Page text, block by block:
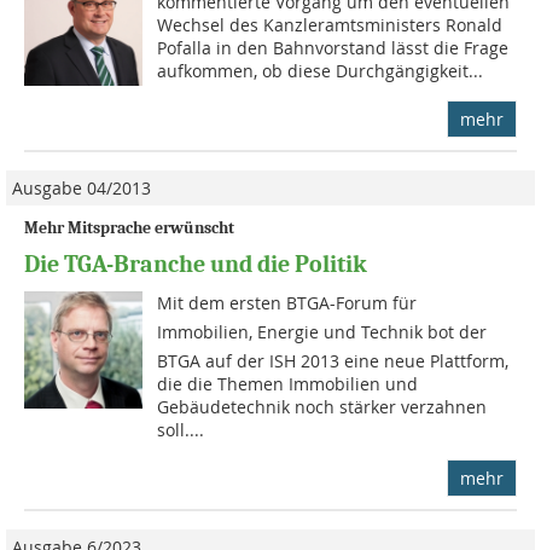
Wechsel des Kanzleramtsministers Ronald
Pofalla in den Bahnvorstand lässt die Frage
aufkommen, ob diese Durchgängigkeit...
mehr
Ausgabe 04/2013
Mehr Mitsprache erwünscht
Die TGA-Branche und die Politik
Mit dem ersten BTGA-Forum für
Immobilien, Energie und Technik bot der
BTGA auf der ISH 2013 eine neue Plattform,
die die Themen Immobilien und
Gebäudetechnik noch stärker verzahnen
soll....
mehr